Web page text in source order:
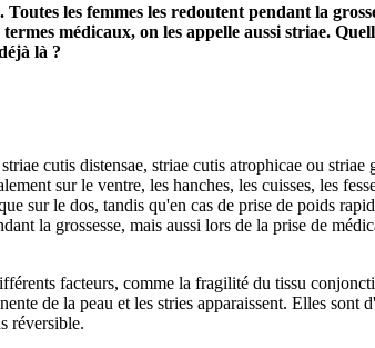
les femmes les redoutent pendant la
médicaux, on les appelle aussi striae.
là ?
cutis distensae, striae cutis atrophicae ou
sur le ventre, les hanches, les cuisses, les
sur le dos, tandis qu'en cas de prise de poids
la grossesse, mais aussi lors de la prise de
facteurs, comme la fragilité du tissu
de la peau et les stries apparaissent. Elles
réversible.